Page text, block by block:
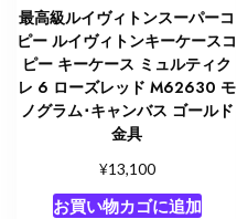
個
最高級ルイヴィトンスーパーコ
ピー ルイヴィトンキーケースコ
ピー キーケース ミュルティク
レ 6 ローズレッド M62630 モ
ノグラム･キャンバス ゴールド
金具
¥13,100
お買い物カゴに追加